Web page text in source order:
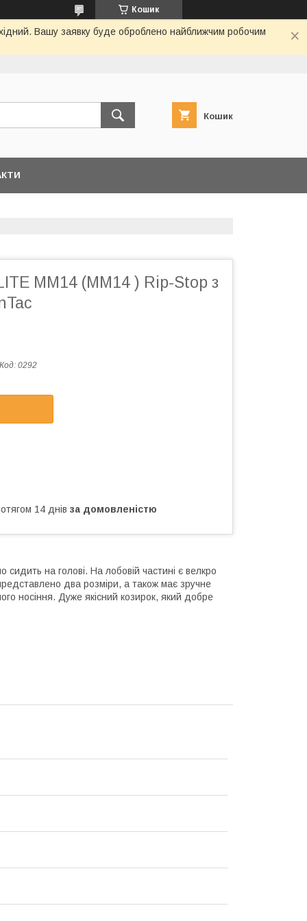
Кошик
Вашу заявку буде оброблено найближчим робочим
Кошик
MM14 (ММ14 ) Rip-Stop з
Код: 0292
14 днів за домовленістю
на голові. На лобовій частині є велкро
два розміри, а також має зручне
носіння. Дуже якісний козирок, який добре